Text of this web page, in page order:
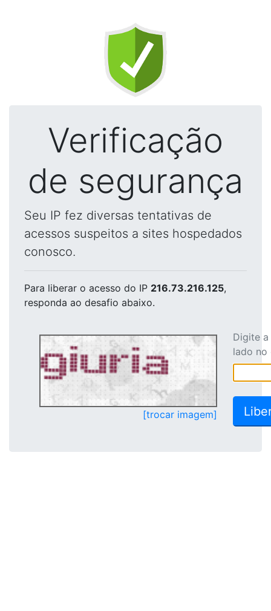
Verificação
de segurança
Seu IP fez diversas tentativas de
acessos suspeitos a sites hospedados
conosco.
Para liberar o acesso do IP 216.73.216.125,
responda ao desafio abaixo.
[trocar imagem]
Digite
lado no